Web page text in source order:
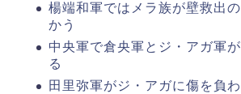
楊端和軍ではメラ族が壁救出
かう
中央軍で倉央軍とジ・アガ軍
る
田里弥軍がジ・アガに傷を負